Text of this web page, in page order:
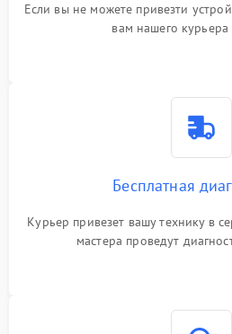
Если вы не можете привезти
вам нашего курьера
Бесплатная
Курьер привезет вашу технику в
мастера проведут